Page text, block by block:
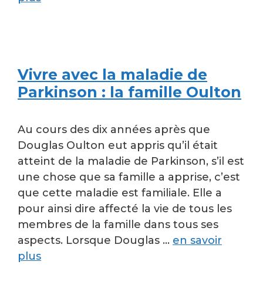
Vivre avec la maladie de
Parkinson : la famille Oulton
Au cours des dix années après que
Douglas Oulton eut appris qu’il était
atteint de la maladie de Parkinson, s’il est
une chose que sa famille a apprise, c’est
que cette maladie est familiale. Elle a
pour ainsi dire affecté la vie de tous les
membres de la famille dans tous ses
aspects. Lorsque Douglas … en savoir
plus